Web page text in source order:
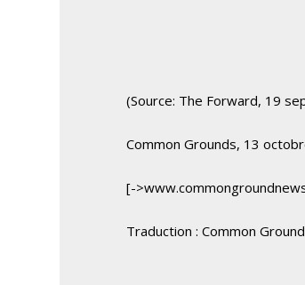
(Source: The Forward, 19
Common Grounds, 13
[-
Traduction : Common